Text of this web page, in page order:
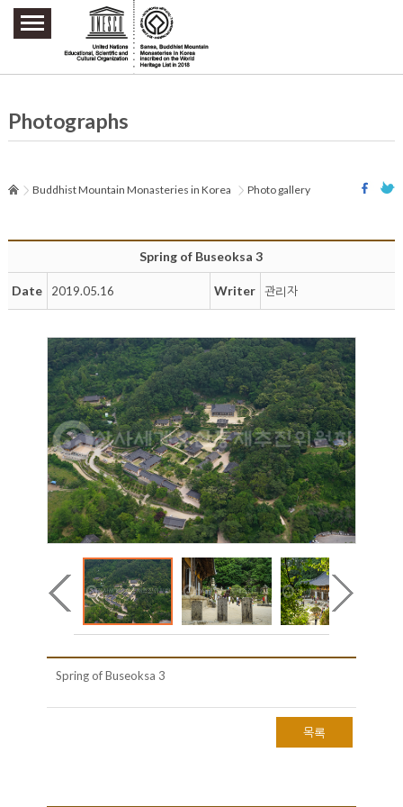
주요메뉴 바로가기
본문 바로가기
하단메뉴 바로가기
Photographs
Buddhist Mountain Monasteries in Korea Photo gallery
Spring of Buseoksa 3
Date 2019.05.16 Writer 관리자
Spring of Buseoksa 3
목록